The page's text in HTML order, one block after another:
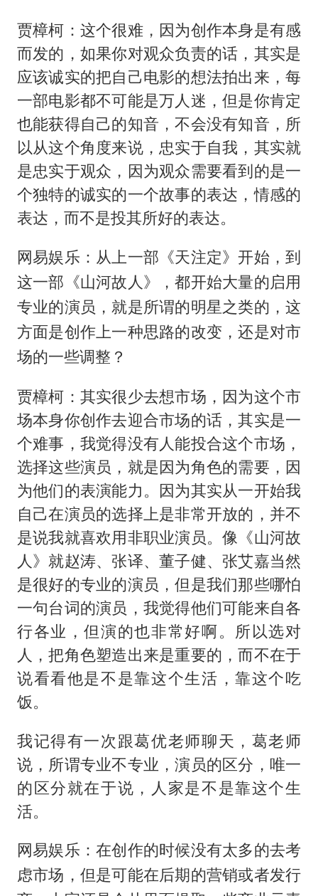
贾樟柯：这个很难，因为创作本身是有感
而发的，如果你对观众负责的话，其实是
应该诚实的把自己电影的想法拍出来，每
一部电影都不可能是万人迷，但是你肯定
也能获得自己的知音，不会没有知音，所
以从这个角度来说，忠实于自我，其实就
是忠实于观众，因为观众需要看到的是一
个独特的诚实的一个故事的表达，情感的
表达，而不是投其所好的表达。
网易娱乐：从上一部《天注定》开始，到
这一部《山河故人》，都开始大量的启用
专业的演员，就是所谓的明星之类的，这
方面是创作上一种思路的改变，还是对市
场的一些调整？
贾樟柯：其实很少去想市场，因为这个市
场本身你创作去迎合市场的话，其实是一
个难事，我觉得没有人能投合这个市场，
选择这些演员，就是因为角色的需要，因
为他们的表演能力。因为其实从一开始我
自己在演员的选择上是非常开放的，并不
是说我就喜欢用非职业演员。像《山河故
人》就赵涛、张译、董子健、张艾嘉当然
是很好的专业的演员，但是我们那些哪怕
一句台词的演员，我觉得他们可能来自各
行各业，但演的也非常好啊。所以选对
人，把角色塑造出来是重要的，而不在于
说看看他是不是靠这个生活，靠这个吃
饭。
我记得有一次跟葛优老师聊天，葛老师
说，所谓专业不专业，演员的区分，唯一
的区分就在于说，人家是不是靠这个生
活。
网易娱乐：在创作的时候没有太多的去考
虑市场，但是可能在后期的营销或者发行